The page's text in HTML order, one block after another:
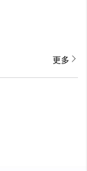
更多